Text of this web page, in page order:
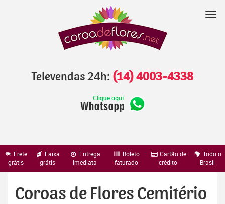
Televendas 24h: (14) 4003-4338
Frete
grátis
Faixa
grátis
Entrega
imediata
Boleto
faturado
Cartão de
crédito
Todo o
Brasil
Coroas de Flores Cemitério